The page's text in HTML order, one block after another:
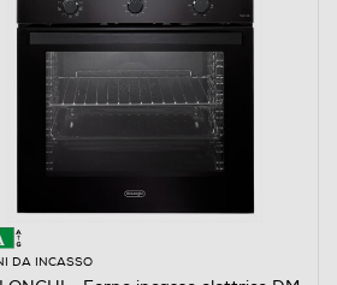
DA INCASSO